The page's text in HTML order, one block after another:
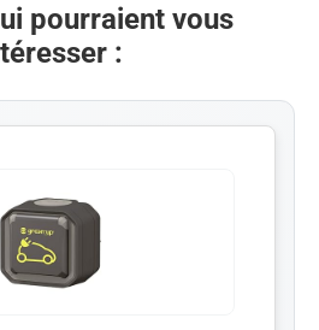
pourraient vous
: